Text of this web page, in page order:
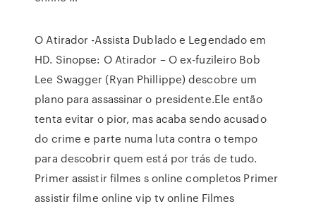
O Atirador -Assista Dublado e Legendado em
HD. Sinopse: O Atirador – O ex-fuzileiro Bob
Lee Swagger (Ryan Phillippe) descobre um
plano para assassinar o presidente.Ele então
tenta evitar o pior, mas acaba sendo acusado
do crime e parte numa luta contra o tempo
para descobrir quem está por trás de tudo.
Primer assistir filmes s online completos Primer
assistir filme online vip tv online Filmes